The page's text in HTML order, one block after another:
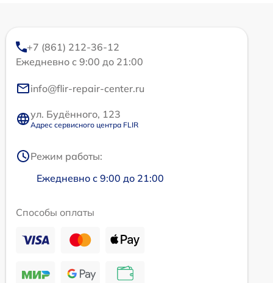
+7 (861) 212-36-12
Ежедневно с 9:00 до 21:00
info@flir-repair-center.ru
ул. Будённого, 123
Адрес сервисного центра FLIR
Режим работы:
Ежедневно с 9:00 до 21:00
Способы оплаты